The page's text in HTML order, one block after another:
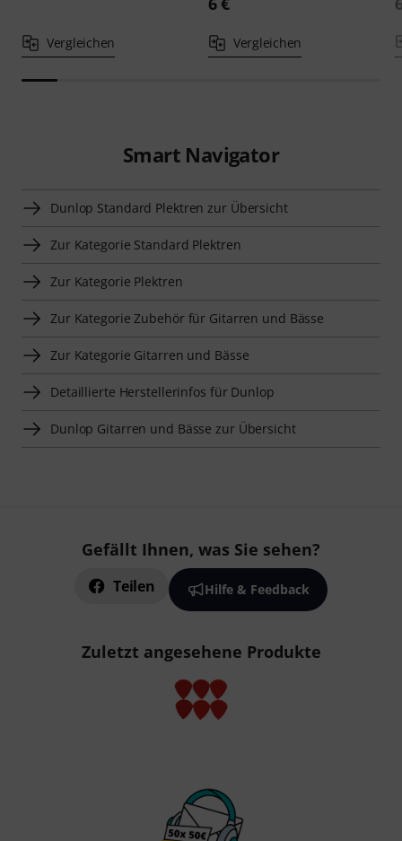
Vergleichen Vergleichen
Smart Navigator
Dunlop Standard Plektren zur Übersicht
Zur Kategorie Standard Plektren
Zur Kategorie Plektren
Zur Kategorie Zubehör für Gitarren und Bässe
Zur Kategorie Gitarren und Bässe
Detaillierte Herstellerinfos für Dunlop
Dunlop Gitarren und Bässe zur Übersicht
Gefällt Ihnen, was Sie sehen?
Teilen Hilfe & Feedback
Zuletzt angesehene Produkte